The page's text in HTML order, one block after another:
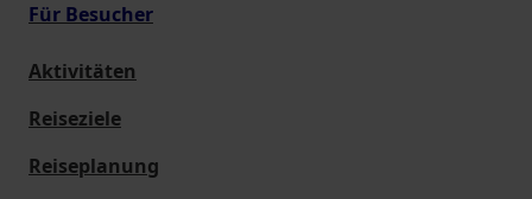
Für Besucher
Aktivitäten
Reiseziele
Reiseplanung